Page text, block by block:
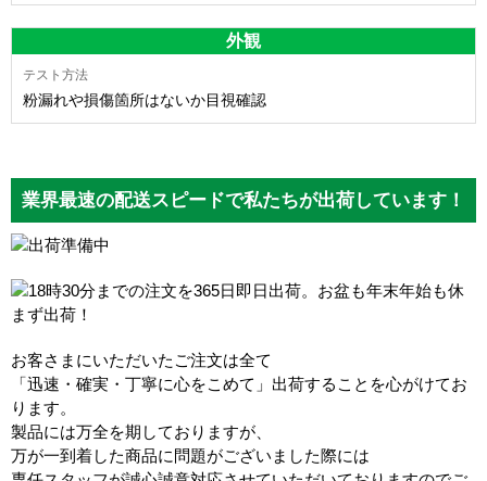
外観
粉漏れや損傷箇所はないか目視確認
業界最速の配送スピードで私たちが出荷しています！
お客さまにいただいたご注文は全て
「迅速・確実・丁寧に心をこめて」出荷することを心がけてお
ります。
製品には万全を期しておりますが、
万が一到着した商品に問題がございました際には